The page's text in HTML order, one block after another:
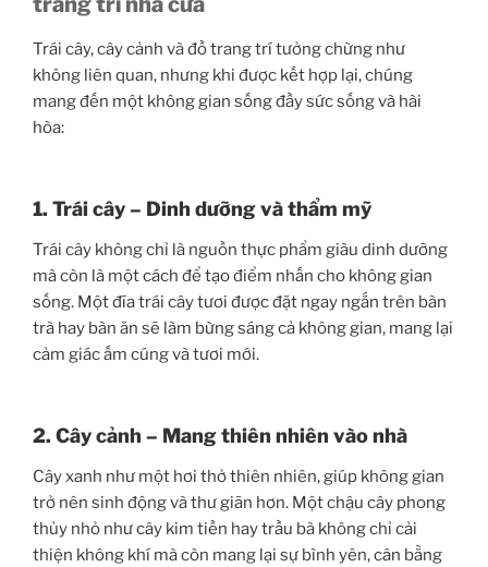
Trái cây, cây cảnh và đồ trang trí tưởng chừng như
không liên quan, nhưng khi được kết hợp lại, chúng
mang đến một không gian sống đầy sức sống và hài
hòa:
1. Trái cây – Dinh dưỡng và thẩm mỹ
Trái cây không chỉ là nguồn thực phẩm giàu dinh dưỡng
mà còn là một cách để tạo điểm nhấn cho không gian
sống. Một đĩa trái cây tươi được đặt ngay ngắn trên bàn
trà hay bàn ăn sẽ làm bừng sáng cả không gian, mang lại
cảm giác ấm cúng và tươi mới.
2. Cây cảnh – Mang thiên nhiên vào nhà
Cây xanh như một hơi thở thiên nhiên, giúp không gian
trở nên sinh động và thư giãn hơn. Một chậu cây phong
thủy nhỏ như cây kim tiền hay trầu bà không chỉ cải
thiện không khí mà còn mang lại sự bình yên, cân bằng